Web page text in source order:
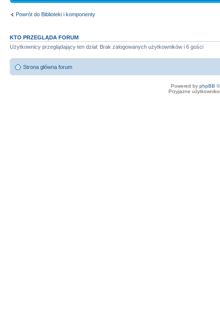
Powrót do Biblioteki i komponenty
KTO PRZEGLĄDA FORUM
Użytkownicy przeglądający ten dział: Brak zalogowanych użytkowników i 6 gości
Strona główna forum
Powered by phpBB
Przyjazne